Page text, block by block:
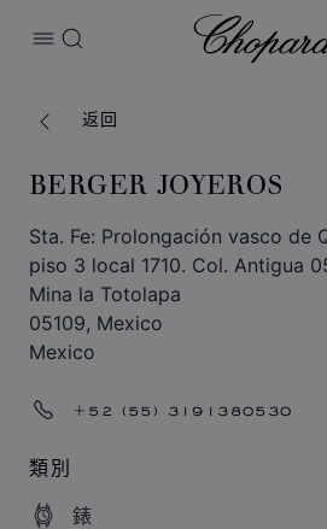
打开菜单
搜索
返回
BERGER JOYEROS
Sta. Fe: Prolongación vasco de
piso 3 local 1710. Col. Antigua
Mina la Totolapa
05109, Mexico
Mexico
+52 (55) 3191380530
類別
錶